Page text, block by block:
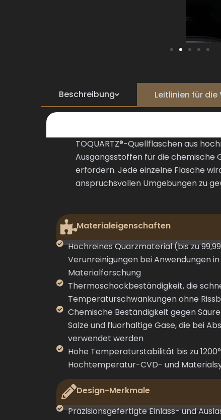
Beschreibung Leitlinien für die
TOQUARTZ®-Quellflaschen aus
Ausgangsstoffen für die chemische
erfordern. Jede einzelne Flasche
anspruchsvollen Umgebungen zu
Materialeigenschaften
Hochreines Quarzmaterial (bis zu
Verunreinigungen bei Anwendungen
Materialforschung
Thermoschockbeständigkeit, die
Temperaturschwankungen ohne
Chemische Beständigkeit gegen
Salze und fluorhaltige Gase, die bei
verwendet werden
Hohe Temperaturstabilität bis zu
Hochtemperatur-CVD- und
Design-Merkmale
Präzisionsgefertigte Einlass- und